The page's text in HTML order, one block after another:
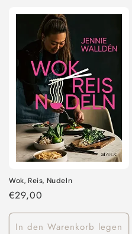
Wok, Reis, Nudeln
Normaler
Preis
€29,00
In den Warenkorb legen